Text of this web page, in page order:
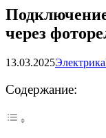
через
13.03.2025Электрика
Содержание: